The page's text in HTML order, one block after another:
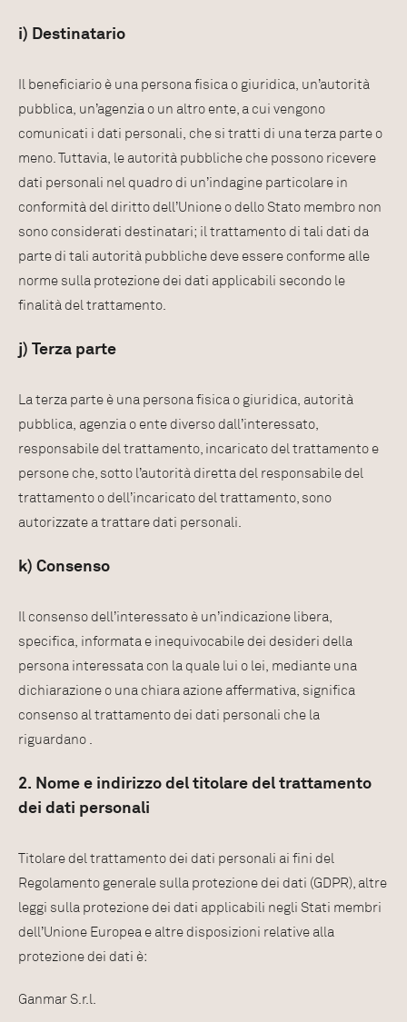
i) Destinatario
Il beneficiario è una persona fisica o giuridica, un’autorità
pubblica, un’agenzia o un altro ente, a cui vengono
comunicati i dati personali, che si tratti di una terza parte o
meno. Tuttavia, le autorità pubbliche che possono ricevere
dati personali nel quadro di un’indagine particolare in
conformità del diritto dell’Unione o dello Stato membro non
sono considerati destinatari; il trattamento di tali dati da
parte di tali autorità pubbliche deve essere conforme alle
norme sulla protezione dei dati applicabili secondo le
finalità del trattamento.
j) Terza parte
La terza parte è una persona fisica o giuridica, autorità
pubblica, agenzia o ente diverso dall’interessato,
responsabile del trattamento, incaricato del trattamento e
persone che, sotto l’autorità diretta del responsabile del
trattamento o dell’incaricato del trattamento, sono
autorizzate a trattare dati personali.
k) Consenso
Il consenso dell’interessato è un’indicazione libera,
specifica, informata e inequivocabile dei desideri della
persona interessata con la quale lui o lei, mediante una
dichiarazione o una chiara azione affermativa, significa
consenso al trattamento dei dati personali che la
riguardano .
2. Nome e indirizzo del titolare del trattamento
dei dati personali
Titolare del trattamento dei dati personali ai fini del
Regolamento generale sulla protezione dei dati (GDPR), altre
leggi sulla protezione dei dati applicabili negli Stati membri
dell’Unione Europea e altre disposizioni relative alla
protezione dei dati è:
Ganmar S.r.l.